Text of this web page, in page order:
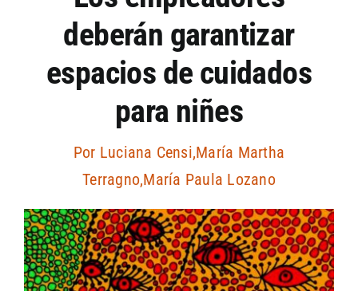
Artículos por autor
Artículos por sección
deberán garantizar
espacios de cuidados
para niñes
Por Luciana Censi,María Martha
Terragno,María Paula Lozano